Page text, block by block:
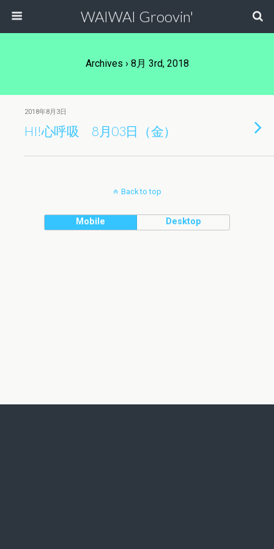
WAIWAI Groovin'
Archives › 8月 3rd, 2018
2018年8月3日
HI!心呼吸 8月03日（金）
Back to top
Mobile Desktop